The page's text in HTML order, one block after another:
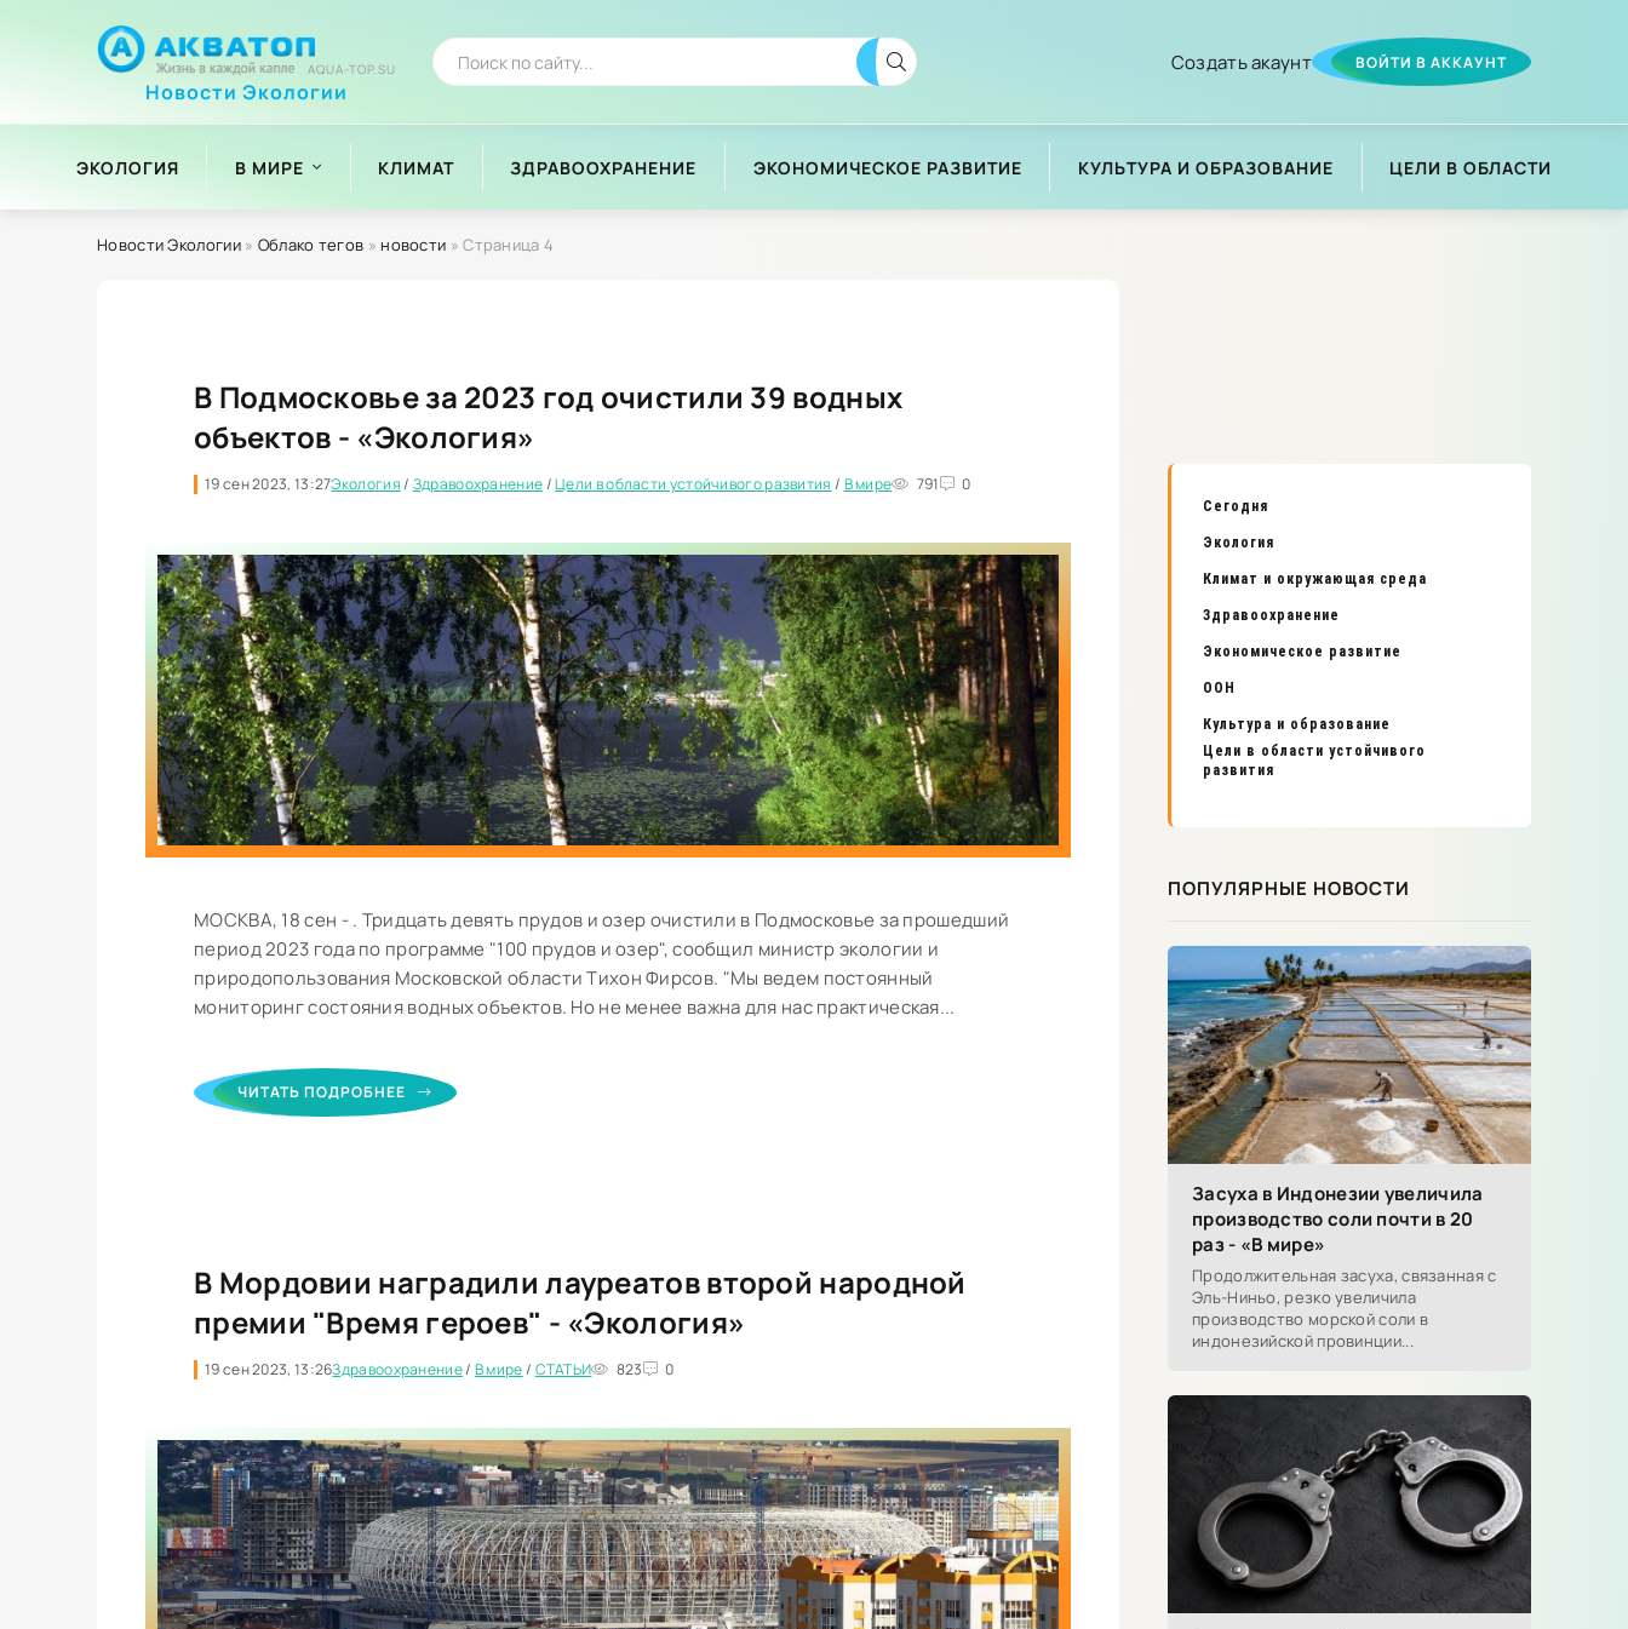
Новости Экологии
AQUA-TOP.SU Создать акаунт ВОЙТИ В АККАУНТ
ЭКОЛОГИЯ В МИРЕ КЛИМАТ ЗДРАВООХРАНЕНИЕ ЭКОНОМИЧЕСКОЕ РАЗВИТИЕ КУЛЬТУРА И ОБРАЗОВАНИЕ ЦЕЛИ В ОБЛАСТИ
Новости Экологии» Облако тегов » новости » Страница 4
В Подмосковье за 2023 год очистили 39 водных
объектов - «Экология»
19 сен 2023, 13:27Экология/ Здравоохранение/Цели в области устойчивого развития / В мире 791 0
МОСКВА, 18 сен - . Тридцать девять прудов и озер очистили в Подмосковье за прошедший
период 2023 года по программе "100 прудов и озер", сообщил министр экологии и
природопользования Московской области Тихон Фирсов. "Мы ведем постоянный
мониторинг состояния водных объектов. Но не менее важна для нас практическая...
ЧИТАТЬ ПОДРОБНЕЕ
В Мордовии наградили лауреатов второй народной
премии "Время героев" - «Экология»
19 сен 2023, 13:26Здравоохранение/ В мире/ СТАТЬИ 823 0
Сегодня
Экология
Климат и окружающая среда
Здравоохранение
Экономическое развитие
ООН
Культура и образование
Цели в области устойчивого
развития
ПОПУЛЯРНЫЕ НОВОСТИ
Засуха в Индонезии увеличила
производство соли почти в 20
раз - «В мире»
Продолжительная засуха, связанная с
Эль-Ниньо, резко увеличила
производство морской соли в
индонезийской провинции...